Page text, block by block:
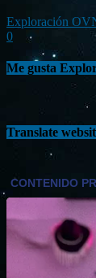
Exploración
0
Me gusta
Translate